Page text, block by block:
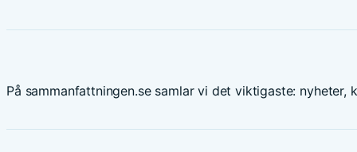
På sammanfattningen.se samlar vi det viktigaste: nyheter,